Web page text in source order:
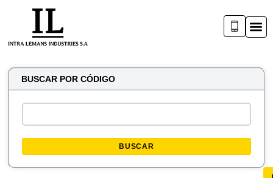
BUSCAR POR CÓDIGO
BUSCAR